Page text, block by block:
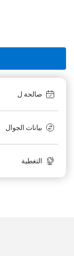
صالحة ل
بيانات الجوال
التغطية